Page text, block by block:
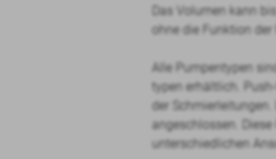
Das Volumen kann
ohne die Funktion der
Alle Pumpentypen
typen erhältlich.
der
angeschlossen.
unterschiedlichen